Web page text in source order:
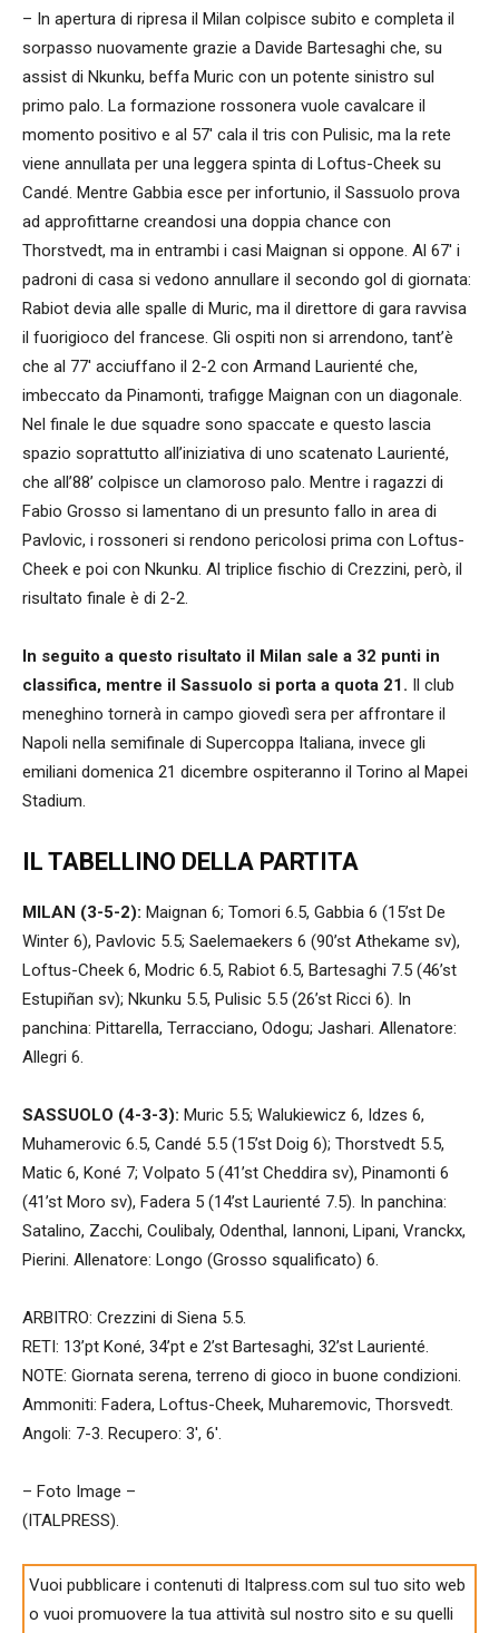
– In apertura di ripresa il Milan colpisce subito e completa il
sorpasso nuovamente grazie a Davide Bartesaghi che, su
assist di Nkunku, beffa Muric con un potente sinistro sul
primo palo. La formazione rossonera vuole cavalcare il
momento positivo e al 57′ cala il tris con Pulisic, ma la rete
viene annullata per una leggera spinta di Loftus-Cheek su
Candé. Mentre Gabbia esce per infortunio, il Sassuolo prova
ad approfittarne creandosi una doppia chance con
Thorstvedt, ma in entrambi i casi Maignan si oppone. Al 67′ i
padroni di casa si vedono annullare il secondo gol di giornata:
Rabiot devia alle spalle di Muric, ma il direttore di gara ravvisa
il fuorigioco del francese. Gli ospiti non si arrendono, tant’è
che al 77′ acciuffano il 2-2 con Armand Laurienté che,
imbeccato da Pinamonti, trafigge Maignan con un diagonale.
Nel finale le due squadre sono spaccate e questo lascia
spazio soprattutto all’iniziativa di uno scatenato Laurienté,
che all’88’ colpisce un clamoroso palo. Mentre i ragazzi di
Fabio Grosso si lamentano di un presunto fallo in area di
Pavlovic, i rossoneri si rendono pericolosi prima con Loftus-
Cheek e poi con Nkunku. Al triplice fischio di Crezzini, però, il
risultato finale è di 2-2.
In seguito a questo risultato il Milan sale a 32 punti in
classifica, mentre il Sassuolo si porta a quota 21. Il club
meneghino tornerà in campo giovedì sera per affrontare il
Napoli nella semifinale di Supercoppa Italiana, invece gli
emiliani domenica 21 dicembre ospiteranno il Torino al Mapei
Stadium.
IL TABELLINO DELLA PARTITA
MILAN (3-5-2): Maignan 6; Tomori 6.5, Gabbia 6 (15’st De
Winter 6), Pavlovic 5.5; Saelemaekers 6 (90’st Athekame sv),
Loftus-Cheek 6, Modric 6.5, Rabiot 6.5, Bartesaghi 7.5 (46’st
Estupiñan sv); Nkunku 5.5, Pulisic 5.5 (26’st Ricci 6). In
panchina: Pittarella, Terracciano, Odogu; Jashari. Allenatore:
Allegri 6.
SASSUOLO (4-3-3): Muric 5.5; Walukiewicz 6, Idzes 6,
Muhamerovic 6.5, Candé 5.5 (15’st Doig 6); Thorstvedt 5.5,
Matic 6, Koné 7; Volpato 5 (41’st Cheddira sv), Pinamonti 6
(41’st Moro sv), Fadera 5 (14’st Laurienté 7.5). In panchina:
Satalino, Zacchi, Coulibaly, Odenthal, Iannoni, Lipani, Vranckx,
Pierini. Allenatore: Longo (Grosso squalificato) 6.
ARBITRO: Crezzini di Siena 5.5.
RETI: 13’pt Koné, 34’pt e 2’st Bartesaghi, 32’st Laurienté.
NOTE: Giornata serena, terreno di gioco in buone condizioni.
Ammoniti: Fadera, Loftus-Cheek, Muharemovic, Thorsvedt.
Angoli: 7-3. Recupero: 3′, 6′.
– Foto Image –
(ITALPRESS).
Vuoi pubblicare i contenuti di Italpress.com sul tuo sito web
o vuoi promuovere la tua attività sul nostro sito e su quelli